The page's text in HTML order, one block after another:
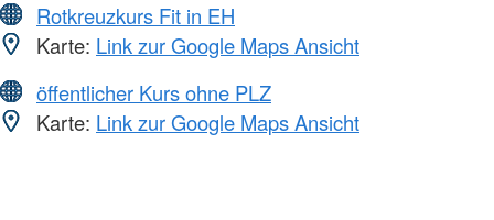
Rotkreuzkurs Fit in EH
Karte: Link zur Google Maps Ansicht
öffentlicher Kurs ohne PLZ
Karte: Link zur Google Maps Ansicht